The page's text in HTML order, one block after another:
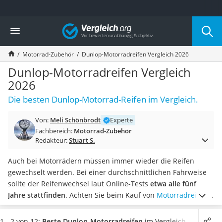
Die beliebtesten Vergleiche nach Kategorie
Auto & Motor
Fahrradträger-Anhängerkupplung (4 Fahrräder)
Fahrradträger
Fahrradträger (Anhängerkupplung)
Fahrradträger 3 Fahrräder
Benzinkanister (20 l)
Dashcam
Benzinkanister
Marderschreck
AGM-Batterie Wohnmobil
Thule-Fahrradträger
FM-Transmitter
Sommerreifen 205/55 R16
Autobatterie-Ladegerät
Vergleich
Motorrad-Zubehör Dunlop-Motorradreifen Vergleich 2026
Dunlop-Motorradreifen Vergleich
2026
Die besten Dunlop-Motorrad-Reifen im Vergleich.
Von: Meli Schönbrodt
Experte
Fachbereich: Motorrad-Zubehör
Redakteur:Stuart S.
Auch bei Motorrädern müssen immer wieder die Reifen
gewechselt werden. Bei einer durchschnittlichen Fahrweise
sollte der Reifenwechsel laut Online-Tests etwa alle fünf
Jahre stattfinden. Achten Sie beim Kauf von Motorradreifen
vor allem auf den Lastindex zur Festellung der Tragkraft des
Reifen, sowie Geschwindigkeitsfreigabe und Reifentyp,